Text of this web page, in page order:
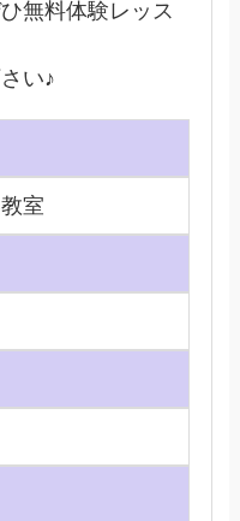
無料体験レッス
い♪
室